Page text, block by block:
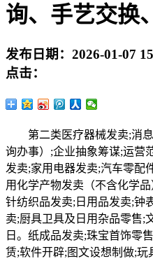
询、手艺交换
发布日期： 2026-01-07
点击：
第二类医疗器械发卖;消息
询办事）;企业抽象筹谋;运营
发卖;家用电器发卖;汽车零配
用化学产物发卖（不含化学
针纺织品发卖;日用品发卖;钟
卖;厨具卫具及日用杂品零售;
日。纸成品发卖;珠宝首饰零
赁;软件开辟;图文设想制做;